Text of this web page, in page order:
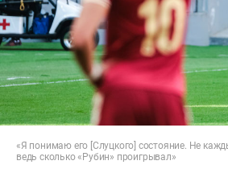
«Я понимаю его [Слуцкого] состояние. Не
ведь сколько «Рубин» проигрывал»